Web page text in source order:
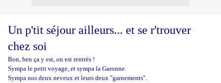
Un p'tit séjour ailleurs... et se r'trouver
chez soi
Bon, ben ça y est, on est rentrés !
Sympa le petit voyage, et sympa la Garonne.
Sympa nos deux neveux et leurs deux "garnements".